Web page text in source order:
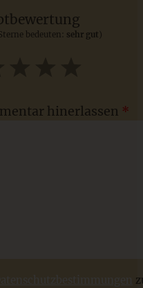
bedeuten: sehr gut )
hinerlassen *